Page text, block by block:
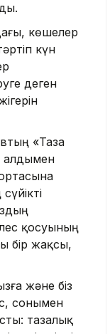
көшелер
күн
деген
«Таза
алдымен
қосуының
бір жақсы,
және біз
сонымен
тазалық